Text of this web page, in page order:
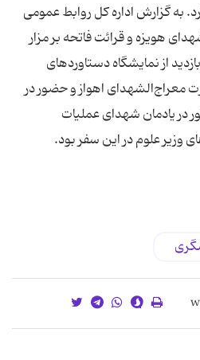
به گزارش اداره کل روابط عمومی
هویزه و قرائت فاتحه بر مزار
از نمایشگاه دستاوردهای
معراج‌الشهدای اهواز و حضور در
در یادمان شهدای عملیات
وزیر علوم در این سفر بود.